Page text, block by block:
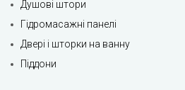
Душові штори
Гідромасажні панелі
Двері і шторки на ванну
Піддони